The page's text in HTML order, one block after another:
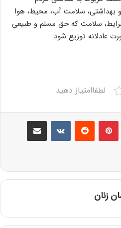
بهداشتی، سلامت آب، محیط، هوا
سلامت که حق مسلم و طبیعی
عادلانه توزیع شود.
لطفاامتیاز دهید
Pinterest
Reddit
VKontakte
Share via Email
زنان